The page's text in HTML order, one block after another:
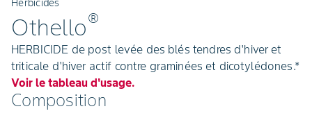
Herbicides
Othello®
HERBICIDE de post levée des blés tendres d'hiver et
triticale d'hiver actif contre graminées et dicotylédones.*
Voir le tableau d'usage.
Composition